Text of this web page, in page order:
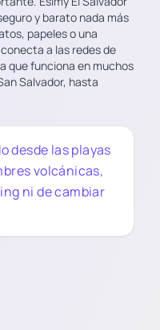
y barato nada más
papeles o una
a las redes de
que funciona en muchos
Salvador, hasta
desde las playas
volcánicas,
ni de cambiar